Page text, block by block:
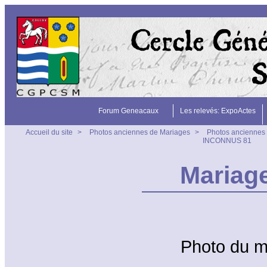
Forum Geneacaux Les relevés: ExpoActes
Accueil du site > Photos anciennes de Mariages >
Photos
INCONNUS 81
Photo du